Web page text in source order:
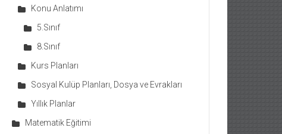
Konu Anlatımı
5.Sınıf
8.Sınıf
Kurs Planları
Sosyal Kulüp Planları, Dosya ve Evrakları
Yıllık Planlar
Matematik Eğitimi